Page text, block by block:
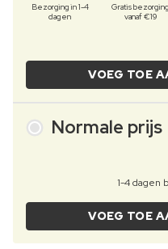
Bezorging in 1-4
dagen
Gratis bezorging
vanaf €19
VOEG TOE
Normale prijs
1-4 dagen
VOEG TOE